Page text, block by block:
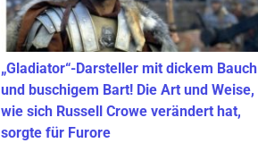
„Gladiator“-Darsteller mit dickem Bauch
und buschigem Bart! Die Art und Weise,
wie sich Russell Crowe verändert hat,
sorgte für Furore